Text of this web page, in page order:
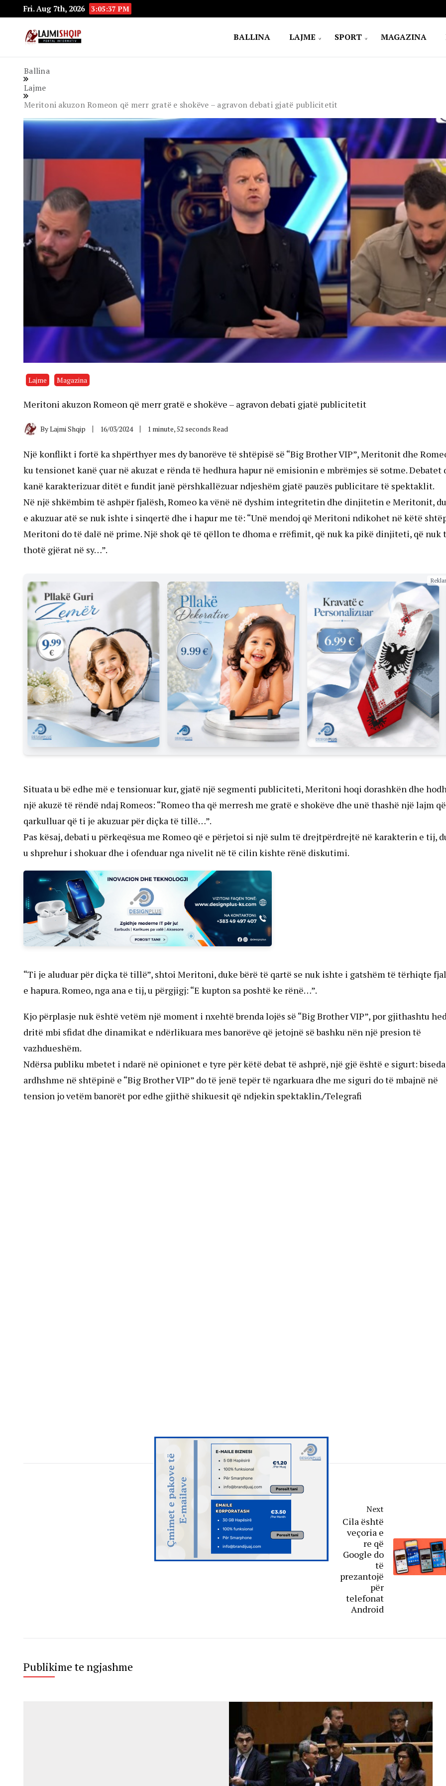
Fri. Aug 7th, 2026 3:05:39 PM
BALLINA LAJME SPORT MAGAZINA
Ballina
Lajme
Meritoni akuzon Romeon që merr gratë e shokëve – agravon debati gjatë publicitetit
Lajme Magazina
Meritoni akuzon Romeon që merr gratë e shokëve – agravon debati gjatë publicitetit
ByLajmi Shqip 16/03/2024 1 minute, 52 seconds Read
Një konflikt i fortë ka shpërthyer mes dy banorëve të shtëpisë së “Big Brother VIP”, Meritonit dhe
ku tensionet kanë çuar në akuzat e rënda të hedhura hapur në emisionin e mbrëmjes së sotme. Debatet
kanë karakterizuar ditët e fundit janë përshkallëzuar ndjeshëm gjatë pauzës publicitare të spektaklit.
Në një shkëmbim të ashpër fjalësh, Romeo ka vënë në dyshim integritetin dhe dinjitetin e Meritonit,
e akuzuar atë se nuk ishte i sinqertë dhe i hapur me të: “Unë mendoj që Meritoni ndikohet në këtë
Meritoni do të dalë në prime. Një shok që të qëllon te dhoma e rrëfimit, që nuk ka pikë dinjiteti, që nuk
thotë gjërat në sy…”.
Situata u bë edhe më e tensionuar kur, gjatë një segmenti publiciteti, Meritoni hoqi dorashkën dhe
një akuzë të rëndë ndaj Romeos: “Romeo tha që merresh me gratë e shokëve dhe unë thashë një lajm
qarkulluar që ti je akuzuar për diçka të tillë…”.
Pas kësaj, debati u përkeqësua me Romeo që e përjetoi si një sulm të drejtpërdrejtë në karakterin e tij,
u shprehur i shokuar dhe i ofenduar nga nivelit në të cilin kishte rënë diskutimi.
“Ti je aluduar për diçka të tillë”, shtoi Meritoni, duke bërë të qartë se nuk ishte i gatshëm të tërhiqte
e hapura. Romeo, nga ana e tij, u përgjigj: “E kupton sa poshtë ke rënë…”.
Kjo përplasje nuk është vetëm një moment i nxehtë brenda lojës së “Big Brother VIP”, por gjithashtu
dritë mbi sfidat dhe dinamikat e ndërlikuara mes banorëve që jetojnë së bashku nën një presion të
vazhdueshëm.
Ndërsa publiku mbetet i ndarë në opinionet e tyre për këtë debat të ashprë, një gjë është e sigurt:
ardhshme në shtëpinë e “Big Brother VIP” do të jenë tepër të ngarkuara dhe me siguri do të mbajnë në
tension jo vetëm banorët por edhe gjithë shikuesit që ndjekin spektaklin./Telegrafi
Next
Cila është
veçoria e
re që
Google do
të
prezantojë
për
telefonat
Android
Publikime te ngjashme